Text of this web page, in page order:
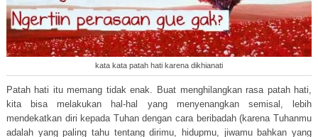
kata kata patah hati karena dikhianati
Patah hati itu memang tidak enak. Buat menghilangkan rasa patah hati,
kita bisa melakukan hal-hal yang menyenangkan semisal, lebih
mendekatkan diri kepada Tuhan dengan cara beribadah (karena Tuhanmu
adalah yang paling tahu tentang dirimu, hidupmu, jiwamu bahkan yang